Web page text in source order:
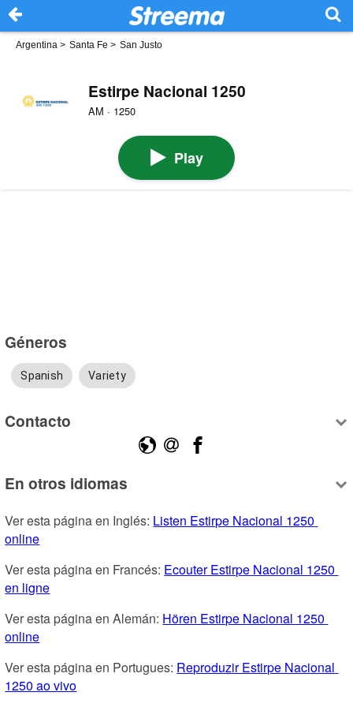
Argentina > Santa Fe > San Justo
Estirpe Nacional 1250
AM · 1250
Play
Géneros
Spanish Variety
Contacto
En otros idiomas
Ver esta página en Inglés: Listen Estirpe Nacional 1250
online
Ver esta página en Francés: Ecouter Estirpe Nacional 1250
en ligne
Ver esta página en Alemán: Hören Estirpe Nacional 1250
online
Ver esta página en Portugues: Reproduzir Estirpe Nacional
1250 ao vivo